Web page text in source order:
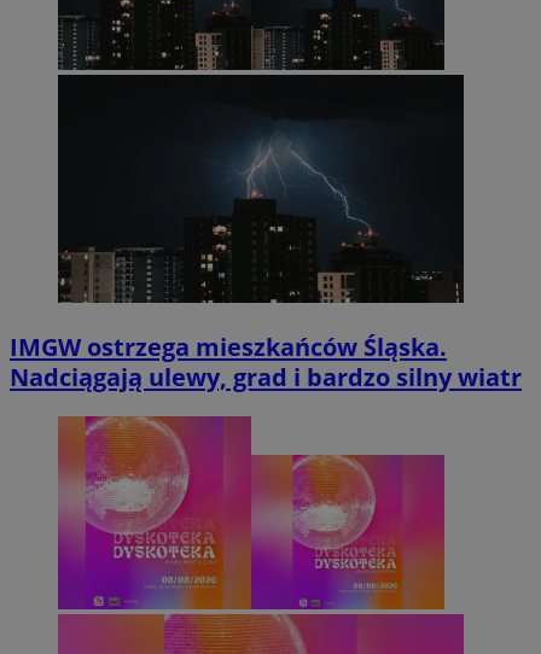
IMGW ostrzega mieszkańców Śląska.
Nadciągają ulewy, grad i bardzo silny wiatr